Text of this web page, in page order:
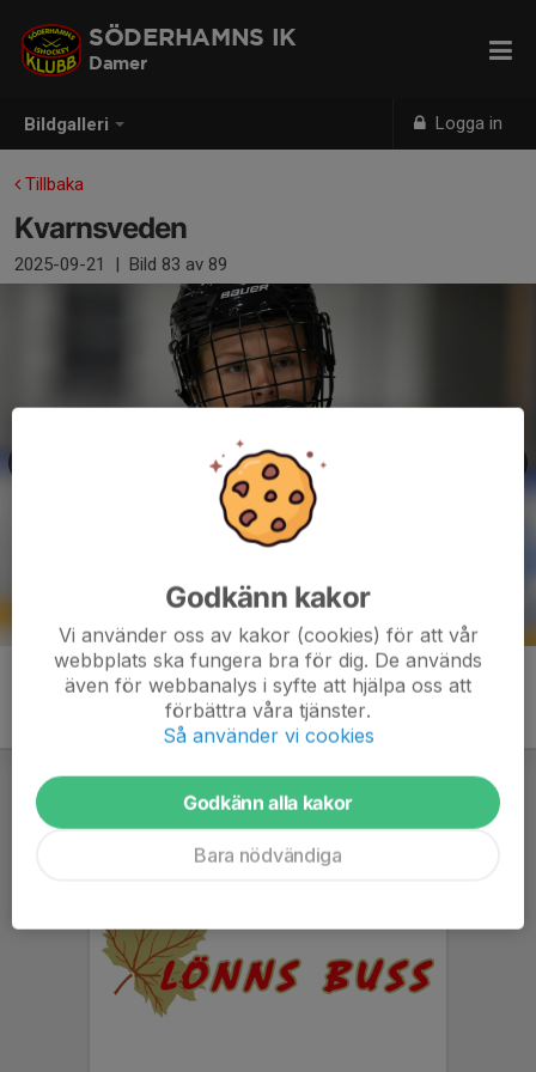
Bildgalleri Logga in
SÖDERHAMNS IK
Damer
Tillbaka
Kvarnsveden
2025-09-21 | Bild 83 av 89
Godkänn kakor
Vi använder oss av kakor (cookies) för att vår
webbplats ska fungera bra för dig. De används
även för webbanalys i syfte att hjälpa oss att
förbättra våra tjänster.
Så använder vi cookies
Godkänn alla kakor
Bara nödvändiga